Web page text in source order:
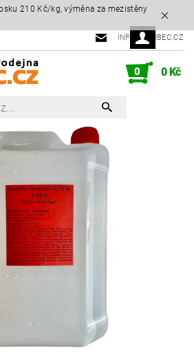
210 Kč/kg, výměna za mezistěny
INFO@TRUBEC.CZ
0 0 Kč